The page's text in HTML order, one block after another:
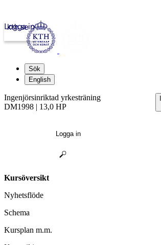
kth.se
Logga in
Sök
English
Ingenjörsinriktad yrkesträning
DM1998 | 13,0 HP
Logga in
Kursöversikt
Nyhetsflöde
Schema
Kursplan m.m.